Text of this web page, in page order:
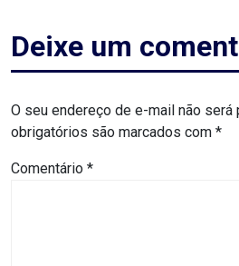
DE
MACAU
CÂMARA
DE
NATAL
Deixe um
O seu endereço de e-mail não será
obrigatórios são marcados com *
Comentário *